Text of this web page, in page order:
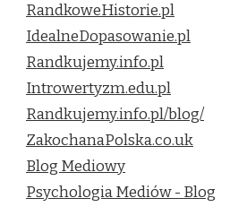
RandkoweHistorie.pl
IdealneDopasowanie.pl
Randkujemy.info.pl
Introwertyzm.edu.pl
Randkujemy.info.pl/blog/
ZakochanaPolska.co.uk
Blog Mediowy
Psychologia Mediów - Blog